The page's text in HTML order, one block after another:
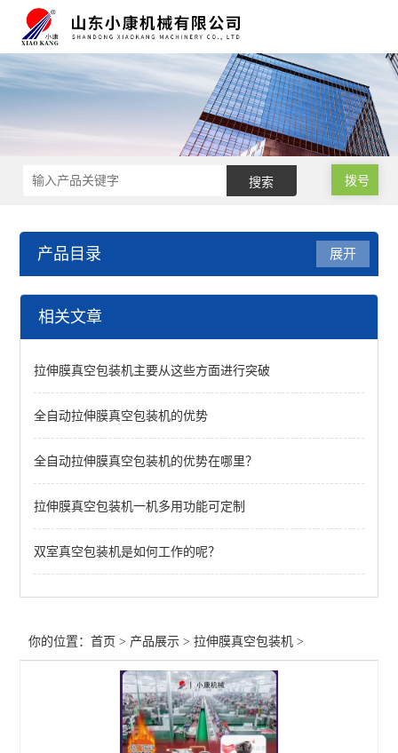
拨号
产品目录
拉伸膜真空包装机
全自动连续拉伸膜真空包装机
查看全部 >>
展开
相关文章
拉伸膜真空包装机主要从这些方面进行突破
全自动拉伸膜真空包装机的优势
全自动拉伸膜真空包装机的优势在哪里？
拉伸膜真空包装机一机多用功能可定制
双室真空包装机是如何工作的呢？
你的位置：首页 > 产品展示 >拉伸膜真空包装机 >